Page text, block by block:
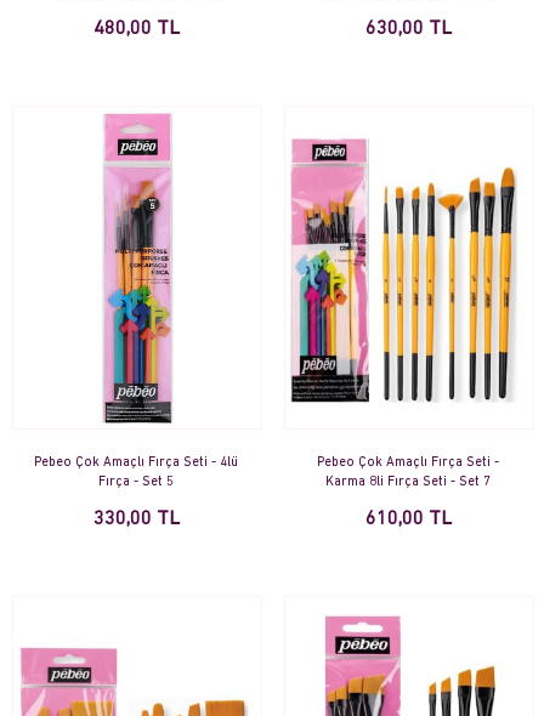
480,00 TL 630,00 TL
Pebeo Çok Amaçlı Fırça Seti - 4lü
Fırça - Set 5
330,00 TL
Pebeo Çok Amaçlı Fırça Seti -
Karma 8li Fırça Seti - Set 7
610,00 TL